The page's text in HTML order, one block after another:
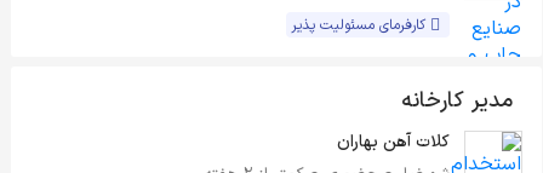
کارفرمای مسئولیت پذیر
مدیر کارخانه
کلات آهن بهاران